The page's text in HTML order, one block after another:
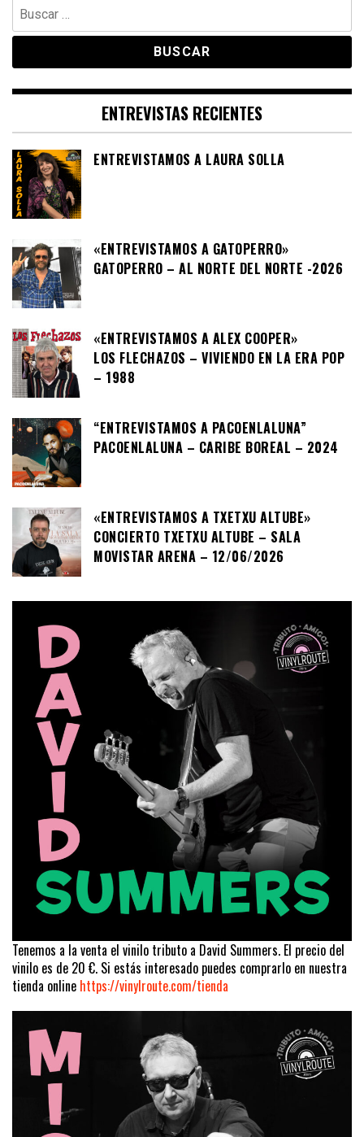
Buscar:
ENTREVISTAS RECIENTES
ENTREVISTAMOS A LAURA SOLLA
«ENTREVISTAMOS A GATOPERRO»
GATOPERRO – AL NORTE DEL NORTE -2026
«ENTREVISTAMOS A ALEX COOPER»
LOS FLECHAZOS – VIVIENDO EN LA ERA POP
– 1988
“ENTREVISTAMOS A PACOENLALUNA”
PACOENLALUNA – CARIBE BOREAL – 2024
«ENTREVISTAMOS A TXETXU ALTUBE»
CONCIERTO TXETXU ALTUBE – SALA
MOVISTAR ARENA – 12/06/2026
Tenemos a la venta el vinilo tributo a David Summers. El precio del
vinilo es de 20 €. Si estás interesado puedes comprarlo en nuestra
tienda online https://vinylroute.com/tienda